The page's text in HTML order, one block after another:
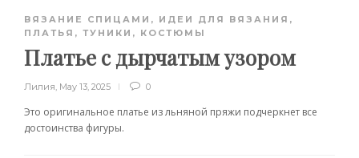
ВЯЗАНИЕ СПИЦАМИ , ИДЕИ ДЛЯ ВЯЗАНИЯ ,
ПЛАТЬЯ, ТУНИКИ, КОСТЮМЫ
Платье с дырчатым узором
Лилия, May 13, 2025 0
Это оригинальное платье из льняной пряжи подчеркнет все
достоинства фигуры.